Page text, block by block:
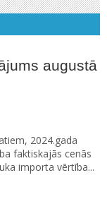
augustā
2024.gada
faktiskajās cenās
importa vērtība...